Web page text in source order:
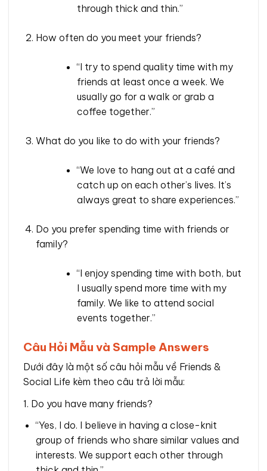
through thick and thin.”
How often do you meet your friends?
“I try to spend quality time with my
friends at least once a week. We
usually go for a walk or grab a
coffee together.”
What do you like to do with your friends?
“We love to hang out at a café and
catch up on each other’s lives. It’s
always great to share experiences.”
Do you prefer spending time with friends or
family?
“I enjoy spending time with both, but
I usually spend more time with my
family. We like to attend social
events together.”
Câu Hỏi Mẫu và Sample Answers
Dưới đây là một số câu hỏi mẫu về Friends &
Social Life kèm theo câu trả lời mẫu:
1. Do you have many friends?
“Yes, I do. I believe in having a close-knit
group of friends who share similar values and
interests. We support each other through